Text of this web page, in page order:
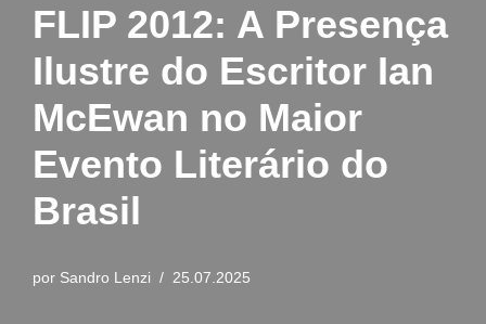
FLIP 2012: A Presença
Ilustre do Escritor Ian
McEwan no Maior
Evento Literário do
Brasil
por Sandro Lenzi 25.07.2025